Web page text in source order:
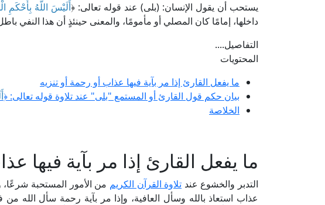
يستحب أن يقول الإنسان: (بلى) عند قوله تعالى: ﴿أَلَيْسَ اللَّهُ بِأَحْكَمِ
داخلها، إمامًا كان المصلي أو مأمومًا، والمعنى حينئذٍ أن هذا النفي
التفاصيل....
المحتويات
ما يفعل القارئ إذا مر بآية فيها عذاب أو رحمة أو تنزيه
بيان حكم قول القارئ أو المستمع "بلى" عند تلاوة قوله تعالى: ﴿
الخلاصة
ما يفعل القارئ إذا مر بآية فيها
التدبر والخشوع عند تلاوة القرآن الكريم من الأمور المستحبة شرعًا،
عذاب استعاذ بالله وسأل العافية، وإذا مر بآية رحمة سأل الله من